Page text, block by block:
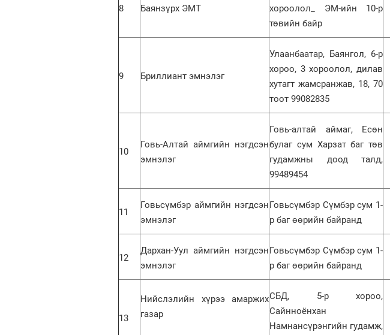
8 Баянзүрх ЭМТ
хороолол_ ЭМ-ийн 10-р
төвийн байр
9 Бриллиант эмнэлэг
Улаанбаатар, Баянгол, 6-р
хороо, 3 хороолол, дилав
хутагт жамсранжав, 18, 70
тоот 99082835
10
Говь-Алтай аймгийн нэгдсэн
эмнэлэг
Говь-алтай аймаг, Есөн
булаг сум Харзат баг төв
гудамжны доод талд,
99489454
11
Говьсүмбэр аймгийн нэгдсэн
эмнэлэг
Говьсүмбэр Сүмбэр сум 1-
р баг өөрийн байранд
12
Дархан-Уул аймгийн нэгдсэн
эмнэлэг
Говьсүмбэр Сүмбэр сум 1-
р баг өөрийн байранд
13
Нийслэлийн хүрээ амаржих
газар
СБД, 5-р хороо,
Сайнноёнхан
Намнансүрэнгийн гудамж,